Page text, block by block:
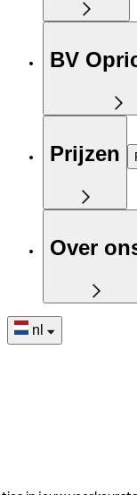
BV
Prijzen
Over
nl